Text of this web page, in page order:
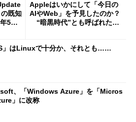
の既知
5月1
Appleはいかにして「今日の
AIやWeb」を予見したのか？
“暗黒時代”とも呼ばれた19
」はLinuxで十分か、それとも……
、「Windows Azure」を「Micros
」に改称